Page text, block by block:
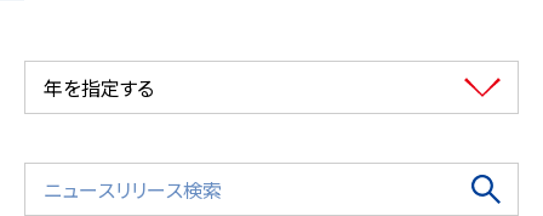
年を指定する